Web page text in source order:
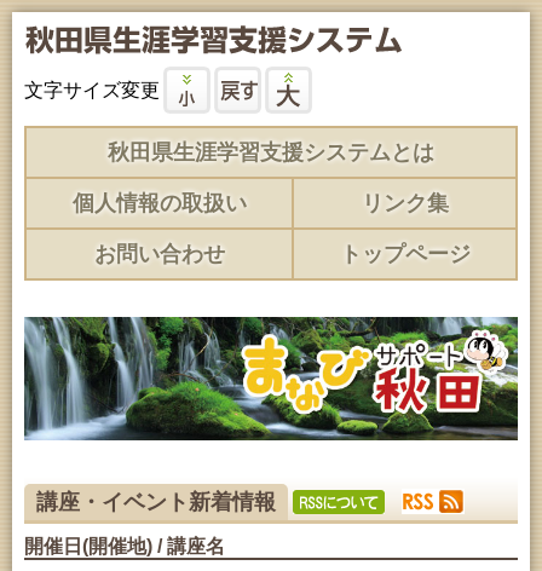
文字サイズ変更
秋田県生涯学習支援システムとは
個人情報の取扱い リンク集
お問い合わせ トップページ
講座・イベント新着情報
開催日(開催地) / 講座名